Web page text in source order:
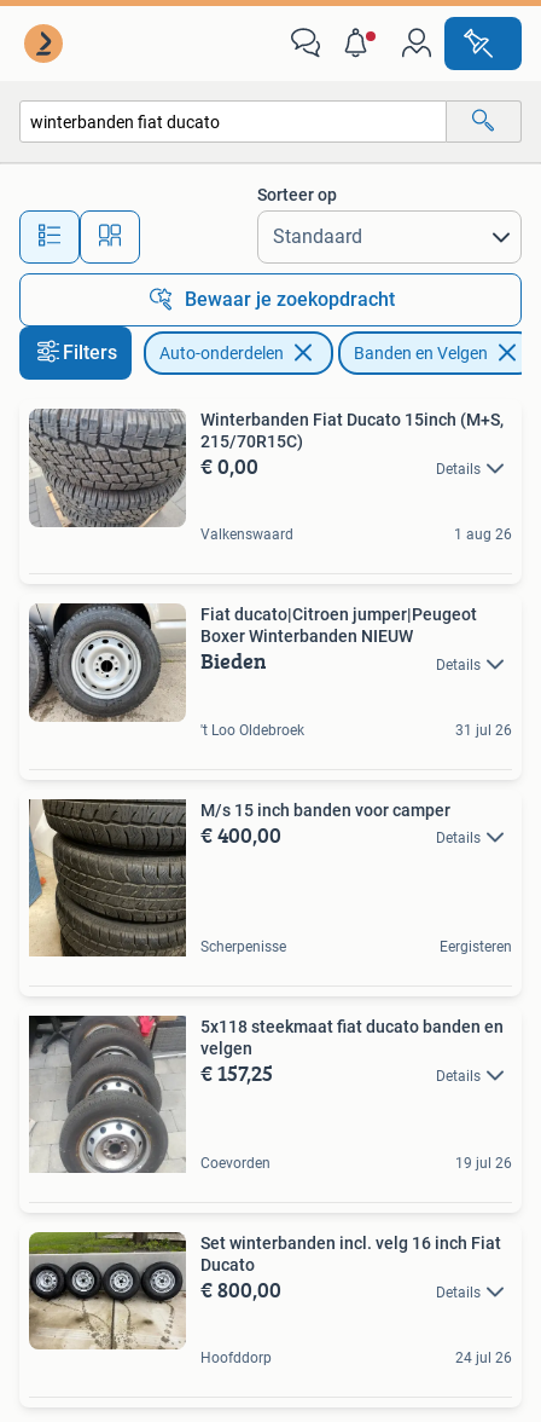
Alle afstanden…
Sorteer op
Bewaar je zoekopdracht
Filters Auto-onderdelen Banden en Velgen
Winterbanden Fiat Ducato 15inch (M+S,
215/70R15C)
€ 0,00 Details
Valkenswaard 1 aug 26
Fiat ducato|Citroen jumper|Peugeot
Boxer Winterbanden NIEUW
Bieden Details
't Loo Oldebroek 31 jul 26
M/s 15 inch banden voor camper
€ 400,00 Details
Scherpenisse Eergisteren
5x118 steekmaat fiat ducato banden en
velgen
€ 157,25 Details
Coevorden 19 jul 26
Set winterbanden incl. velg 16 inch Fiat
Ducato
€ 800,00 Details
Hoofddorp 24 jul 26